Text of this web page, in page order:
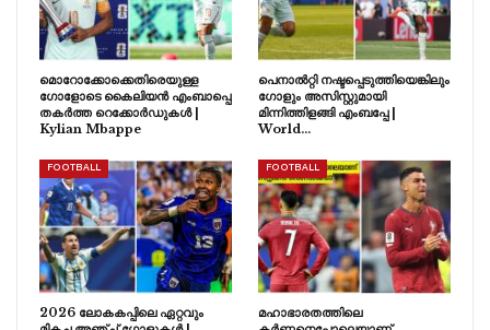
മൊറോക്കോക്കെതിരെയുള്ള
ഗോളോടെ കൈലിയൻ എംബാപ്പെ
തകർത്ത റെക്കോർഡുകൾ |
Kylian Mbappe
പെനാൽറ്റി നഷ്ടപ്പെടുത്തിയെങ്കിലും
ഗോളും അസിസ്റ്റുമായി
മിന്നിത്തിളങ്ങി എംബപ്പേ |
World…
FOOTBALL
2026 ലോകകപ്പിലെ ഏറ്റവും
FOOTBALL
മഹാഭാരതത്തിലെ